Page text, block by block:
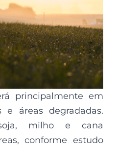
principalmente em
e áreas degradadas.
milho e cana
conforme estudo